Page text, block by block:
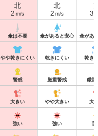
北
2 m/s
北
2 m/s
3
傘は不要 傘があると安心 傘があ
やや乾きにくい 乾きにくい 乾き
警戒 厳重警戒 厳重
大きい やや大きい 大
強い 強い 普